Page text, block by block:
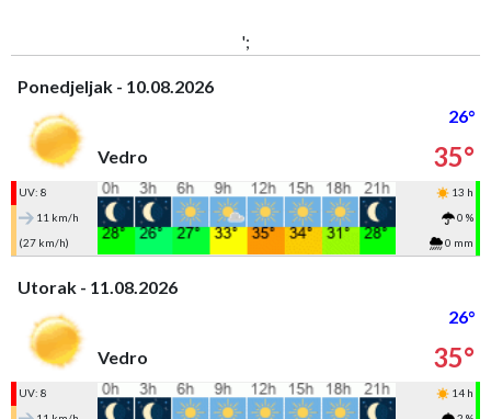
';
Ponedjeljak - 10.08.2026
26°
Vedro
35°
UV: 8
13 h
11 km/h
0 %
(27 km/h)
0 mm
Utorak - 11.08.2026
26°
Vedro
35°
UV: 8
14 h